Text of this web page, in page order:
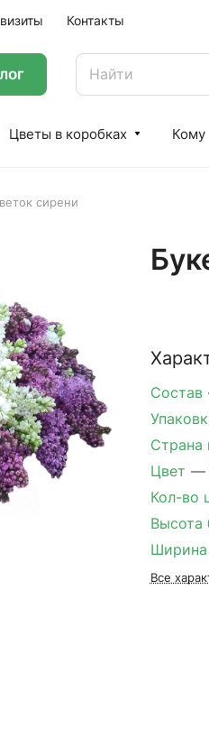
Контакты
Цветы в коробках Кому
сирени
Состав
Страна
Цвет —
Кол-во
Высота
Ширина
Все